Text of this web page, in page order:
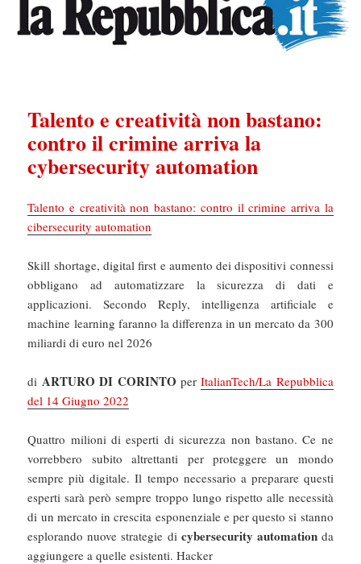
Talento e creatività non bastano:
contro il crimine arriva la
cybersecurity automation
Talento e creatività non bastano: contro il crimine arriva la
cibersecurity automation
Skill shortage, digital first e aumento dei dispositivi connessi
obbligano ad automatizzare la sicurezza di dati e
applicazioni. Secondo Reply, intelligenza artificiale e
machine learning faranno la differenza in un mercato da 300
miliardi di euro nel 2026
di ARTURO DI CORINTO perItalianTech/La Repubblica
del 14 Giugno 2022
Quattro milioni di esperti di sicurezza non bastano. Ce ne
vorrebbero subito altrettanti per proteggere un mondo
sempre più digitale. Il tempo necessario a preparare questi
esperti sarà però sempre troppo lungo rispetto alle necessità
di un mercato in crescita esponenziale e per questo si stanno
esplorando nuove strategie di cybersecurity automationda
aggiungere a quelle esistenti. Hacker